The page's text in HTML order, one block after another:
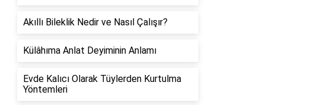
Akıllı Bileklik Nedir ve Nasıl Çalışır?
Külâhıma Anlat Deyiminin Anlamı
Evde Kalıcı Olarak Tüylerden Kurtulma
Yöntemleri